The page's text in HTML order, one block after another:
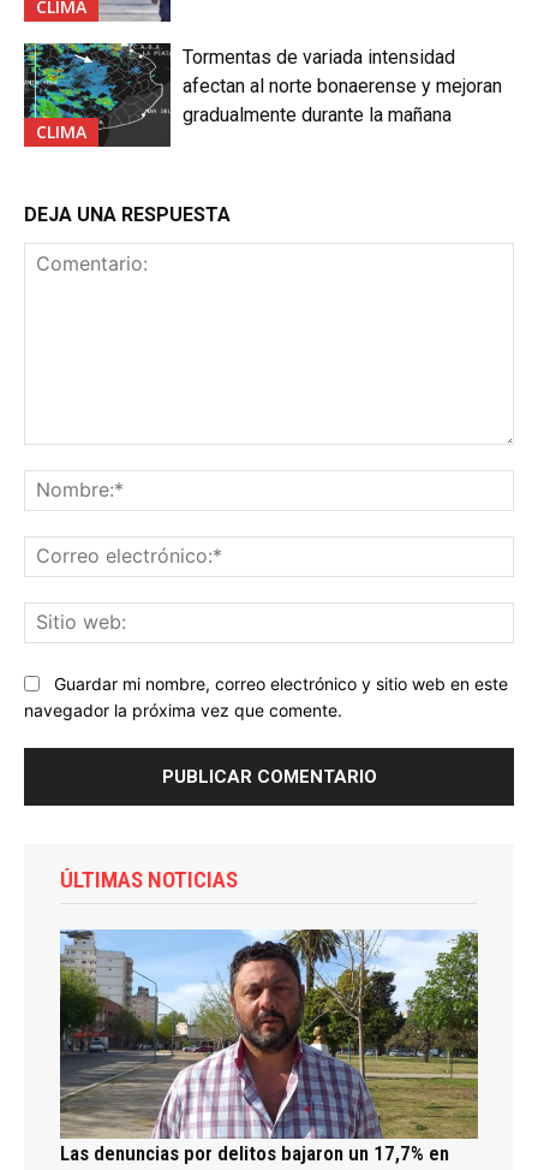
CLIMA
CLIMA
Tormentas de variada intensidad
afectan al norte bonaerense y mejoran
gradualmente durante la mañana
DEJA UNA RESPUESTA
Guardar mi nombre, correo electrónico y sitio web en este
navegador la próxima vez que comente.
ÚLTIMAS NOTICIAS
Las denuncias por delitos bajaron un 17,7% en